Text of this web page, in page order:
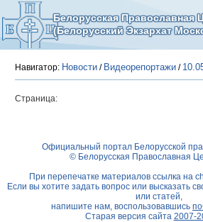
Белорусская Православная
(Белорусский Экзархат
Навигатор: Новости / Видеорепортажи /
Страница:
Официальный портал Белорусской
© Белорусская Православная
При перепечатке материалов ссылка на
Если вы хотите задать вопрос или высказать
или статей,
напишите нам, воспользовавшись
Старая версия сайта 2007-